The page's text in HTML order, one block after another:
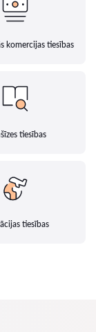
komercijas tiesības
tiesības
tiesības